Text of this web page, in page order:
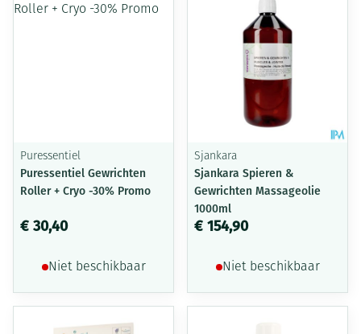
Puressentiel
Puressentiel Gewrichten
Roller + Cryo -30% Promo
€ 30,40
Niet beschikbaar
Sjankara
Sjankara Spieren &
Gewrichten Massageolie
1000ml
€ 154,90
Niet beschikbaar